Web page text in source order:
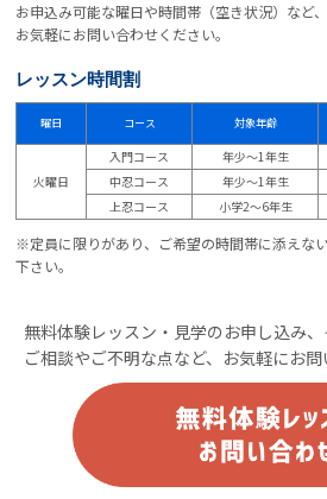
お申込み可能な曜日や時間帯（空き状況）など
お気軽にお問い合わせください。
レッスン時間割
曜日 コース 対象年齢
火曜日
入門コース 年少～1年生
中忍コース
年少～1年生
上忍コース
小学2～6年生
※定員に限りがあり、ご希望の時間帯に添えな
下さい。
無料体験レッスン・見学のお申し込み
ご相談やご不明な点など、お気軽にお問